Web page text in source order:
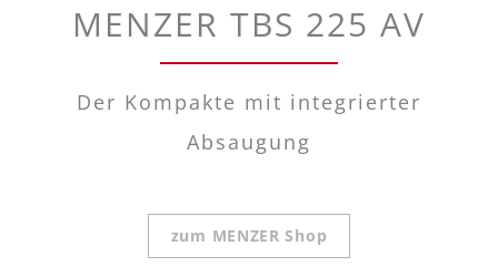
MENZER TBS 225 AV
Der Kompakte mit integrierter
Absaugung
zum MENZER Shop